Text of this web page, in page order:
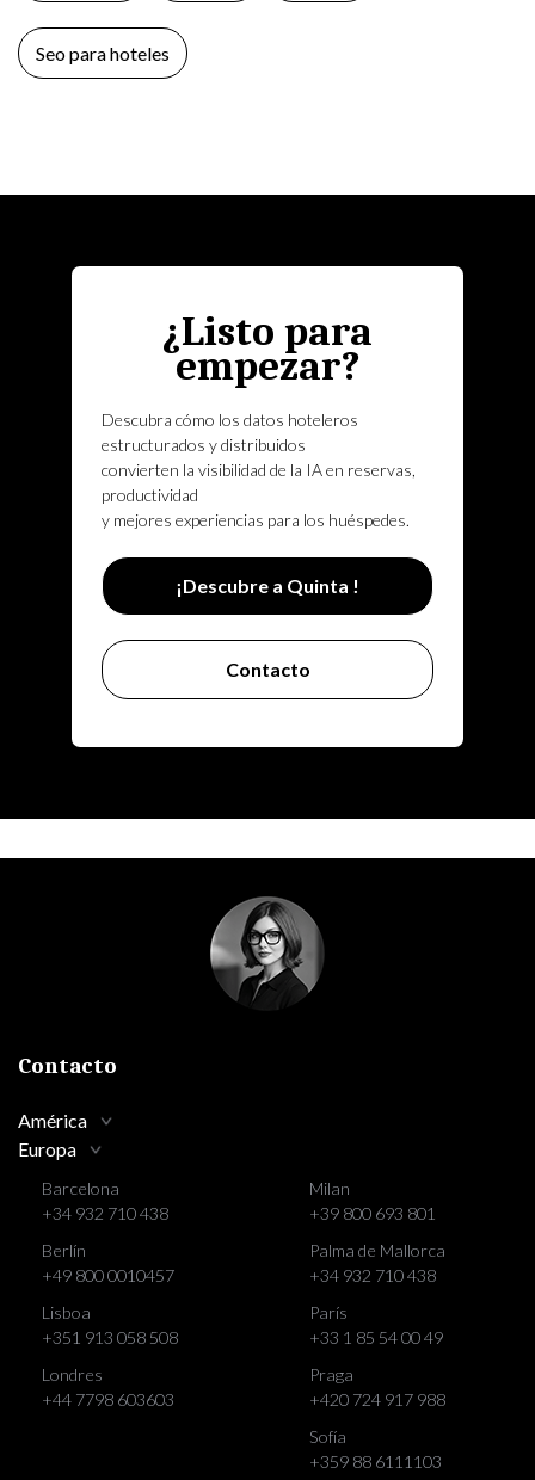
Seo para hoteles
¿Listo para
empezar?
Descubra cómo los datos hoteleros
estructurados y distribuidos
convierten la visibilidad de la IA en reservas,
productividad
y mejores experiencias para los huéspedes.
¡Descubre a Quinta !
Contacto
Contacto
América
Europa
Barcelona
+34 932 710 438
Berlín
+49 800 0010457
Lisboa
+351 913 058 508
Londres
+44 7798 603603
Milan
+39 800 693 801
Palma de Mallorca
+34 932 710 438
París
+33 1 85 54 00 49
Praga
+420 724 917 988
Sofía
+359 88 6111103